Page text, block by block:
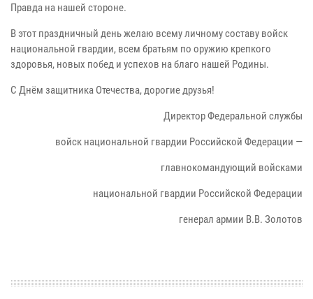
Правда на нашей стороне.
В этот праздничный день желаю всему личному составу войск
национальной гвардии, всем братьям по оружию крепкого
здоровья, новых побед и успехов на благо нашей Родины.
С Днём защитника Отечества, дорогие друзья!
Директор Федеральной службы
войск национальной гвардии Российской Федерации —
главнокомандующий войсками
национальной гвардии Российской Федерации
генерал армии В.В. Золотов